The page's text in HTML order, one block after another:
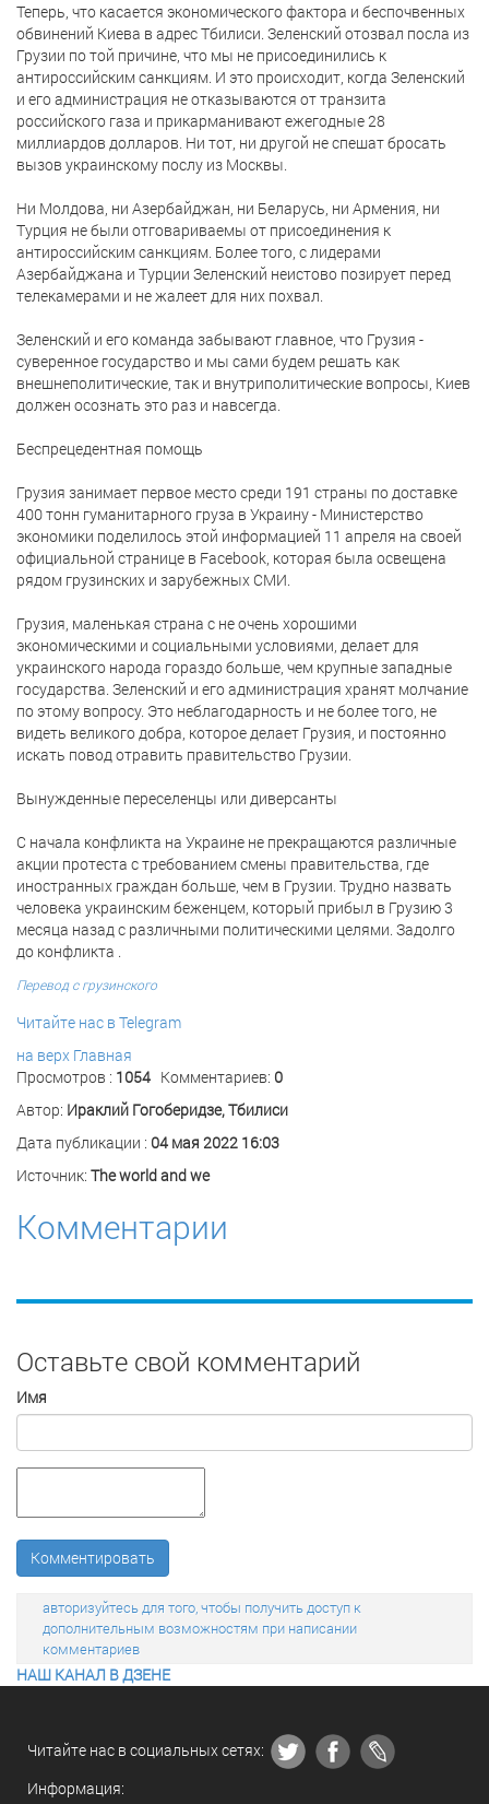
Теперь, что касается экономического фактора и беспочвенных
обвинений Киева в адрес Тбилиси. Зеленский отозвал посла из
Грузии по той причине, что мы не присоединились к
антироссийским санкциям. И это происходит, когда Зеленский
и его администрация не отказываются от транзита
российского газа и прикарманивают ежегодные 28
миллиардов долларов. Ни тот, ни другой не спешат бросать
вызов украинскому послу из Москвы.
Ни Молдова, ни Азербайджан, ни Беларусь, ни Армения, ни
Турция не были отговариваемы от присоединения к
антироссийским санкциям. Более того, с лидерами
Азербайджана и Турции Зеленский неистово позирует перед
телекамерами и не жалеет для них похвал.
Зеленский и его команда забывают главное, что Грузия -
суверенное государство и мы сами будем решать как
внешнеполитические, так и внутриполитические вопросы, Киев
должен осознать это раз и навсегда.
Беспрецедентная помощь
Грузия занимает первое место среди 191 страны по доставке
400 тонн гуманитарного груза в Украину - Министерство
экономики поделилось этой информацией 11 апреля на своей
официальной странице в Facebook, которая была освещена
рядом грузинских и зарубежных СМИ.
Грузия, маленькая страна с не очень хорошими
экономическими и социальными условиями, делает для
украинского народа гораздо больше, чем крупные западные
государства. Зеленский и его администрация хранят молчание
по этому вопросу. Это неблагодарность и не более того, не
видеть великого добра, которое делает Грузия, и постоянно
искать повод отравить правительство Грузии.
Вынужденные переселенцы или диверсанты
С начала конфликта на Украине не прекращаются различные
акции протеста с требованием смены правительства, где
иностранных граждан больше, чем в Грузии. Трудно назвать
человека украинским беженцем, который прибыл в Грузию 3
месяца назад с различными политическими целями. Задолго
до конфликта .
Перевод с грузинского
Читайте нас в Telegram
на верх Главная
Просмотров : 1054 Комментариев: 0
Автор: Ираклий Гогоберидзе, Тбилиси
Дата публикации : 04 мая 2022 16:03
Источник: The world and we
Комментарии
Оставьте свой комментарий
Имя
Комментировать
авторизуйтесь для того, чтобы получить доступ к
дополнительным возможностям при написании
комментариев
НАШ КАНАЛ В ДЗЕНЕ
Читайте нас в социальных сетях:
Информация: